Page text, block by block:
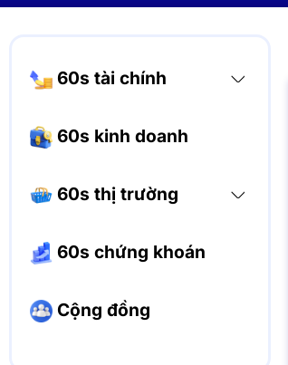
60s tài chính
60s kinh doanh
60s thị trường
60s chứng khoán
Cộng đồng